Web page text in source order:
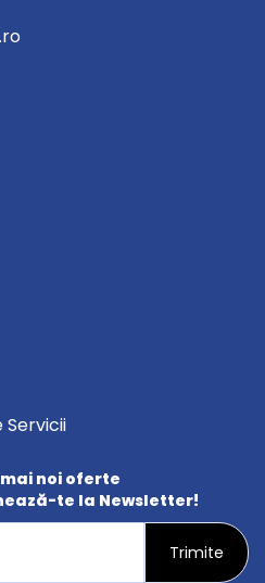
- bufet = 80 lei/copil/zi
= 160 lei/copil/zi
fix 115 lei/copil/zi
noi oferte
te la Newsletter!